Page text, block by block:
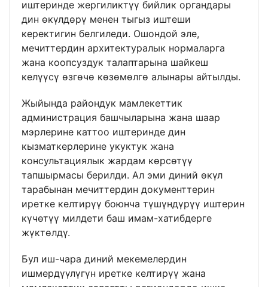
иштеринде жергиликтүү бийлик органдары
дин өкүлдөрү менен тыгыз иштеши
керектигин белгиледи. Ошондой эле,
мечиттердин архитектуралык нормаларга
жана коопсуздук талаптарына шайкеш
келүүсү өзгөчө көзөмөлгө алынары айтылды.
Жыйында райондук мамлекеттик
администрация башчыларына жана шаар
мэрлерине каттоо иштеринде дин
кызматкерлерине укуктук жана
консультациялык жардам көрсөтүү
тапшырмасы берилди. Ал эми диний өкүл
тарабынан мечиттердин документтерин
иретке келтирүү боюнча түшүндүрүү иштерин
күчөтүү милдети баш имам-хатибдерге
жүктөлдү.
Бул иш-чара диний мекемелердин
ишмердүүлүгүн иретке келтирүү жана